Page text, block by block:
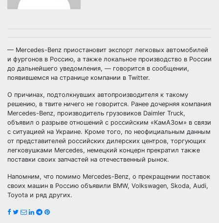
— Mercedes-Benz приостановит экспорт легковых автомобилей
и фургонов в Россию, а также локальное производство в России
до дальнейшего уведомления, — говорится в сообщении,
появившемся на странице компании в Twitter.
О причинах, подтолкнувших автопроизводителя к такому
решению, в твите ничего не говорится. Ранее дочерняя компания
Mercedes-Benz, производитель грузовиков Daimler Truck,
объявил о разрыве отношений с российским «КамАЗом» в связи
с ситуацией на Украине. Кроме того, по неофициальным данным
от представителей российских дилерских центров, торгующих
легковушками Mercedes, немецкий концерн прекратил также
поставки своих запчастей на отечественный рынок.
Напомним, что помимо Mercedes-Benz, о прекращении поставок
своих машин в Россию объявили BMW, Volkswagen, Skoda, Audi,
Toyota и ряд других.